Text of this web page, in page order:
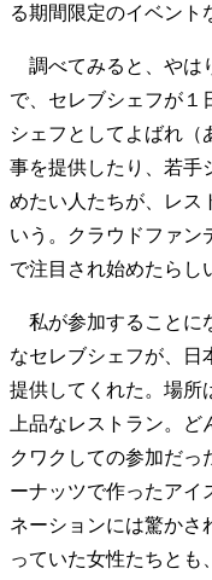
る期間限定のイベント
調べてみると、やは
で、セレブシェフが１
シェフとしてよばれ（
事を提供したり、若手
めたい人たちが、レス
いう。クラウドファン
で注目され始めたらし
私が参加することに
なセレブシェフが、日
提供してくれた。場所
上品なレストラン。
クワクしての参加だっ
ーナッツで作ったアイ
ネーションには驚かさ
っていた女性たちとも